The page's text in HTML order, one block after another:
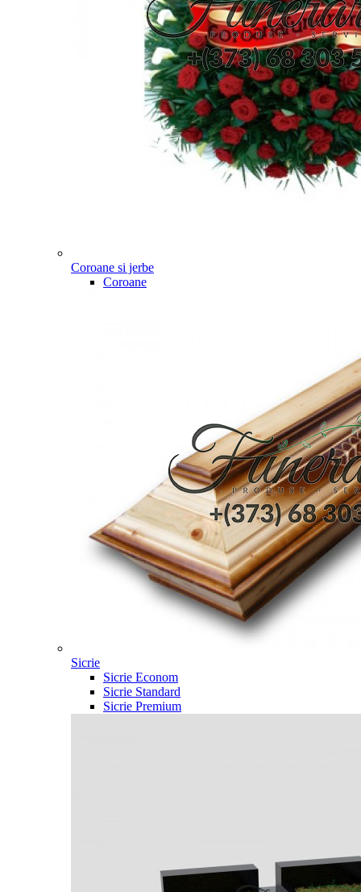
Coroane si jerbe
Coroane
Sicrie
Sicrie Econom
Sicrie Standard
Sicrie Premium